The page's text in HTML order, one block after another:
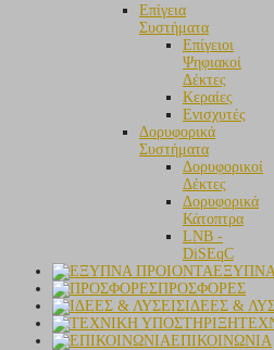
Επίγεια
Συστήματα
Επίγειοι
Ψηφιακοί
Δέκτες
Κεραίες
Ενισχυτές
Δορυφορικά
Συστήματα
Δορυφορικοί
Δέκτες
Δορυφορικά
Κάτοπτρα
LNB -
DiSEqC
ΠΡΟΣΦΟΡΕΣ
ΙΔΕΕΣ &
ΕΠΙΚΟΙΝΩΝΙΑ